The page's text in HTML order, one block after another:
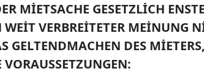
MIETSACHE GESETZLICH
WEIT VERBREITETER MEINUNG
GELTENDMACHEN DES
VORAUSSETZUNGEN: